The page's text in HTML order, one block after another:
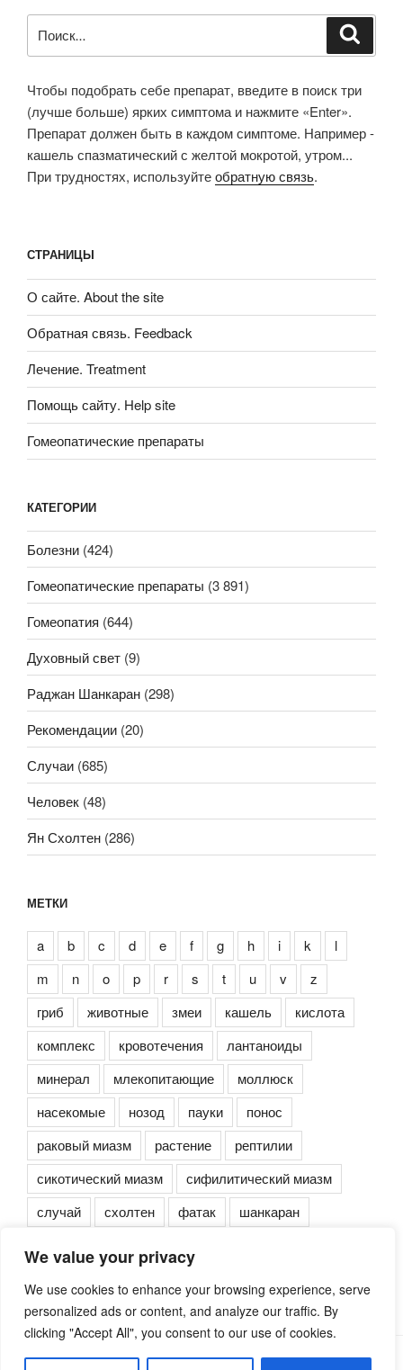
We value your privacy
We use cookies to enhance your browsing experience, serve
personalized ads or content, and analyze our traffic. By
clicking "Accept All", you consent to our use of cookies.
Чтобы подобрать себе препарат, введите в поиск три
(лучше больше) ярких симптома и нажмите «Enter».
Препарат должен быть в каждом симптоме. Например -
кашель спазматический с желтой мокротой, утром...
При трудностях, используйтеобратную связь.
СТРАНИЦЫ
О сайте. About the site
Обратная связь. Feedback
Лечение. Treatment
Помощь сайту. Help site
Гомеопатические препараты
КАТЕГОРИИ
Болезни (424)
Гомеопатические препараты (3 891)
Гомеопатия (644)
Духовный свет (9)
Раджан Шанкаран (298)
Рекомендации (20)
Случаи (685)
Человек (48)
Ян Схолтен (286)
МЕТКИ
a b c d e f g h i k
l
m
n o p r s t u v
z
гриб
животные змеи кашель
кислота
комплекс
кровотечения
лантаноиды
минерал
млекопитающие
моллюск
насекомые
нозод пауки
понос
раковый миазм
растение
рептилии
сикотический миазм
сифилитический миазм
случай
схолтен фатак шанкаран